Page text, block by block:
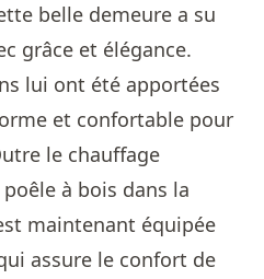
belle demeure a su
grâce et élégance.
lui ont été apportées
et confortable pour
le chauffage
à bois dans la
maintenant équipée
assure le confort de